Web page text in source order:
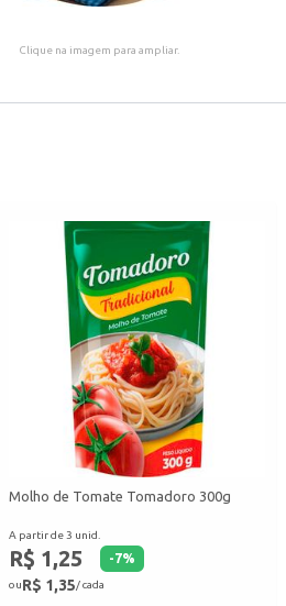
Clique na imagem para ampliar.
Molho de Tomate Tomadoro 300g
A partir de 3 unid.
R$ 1,25 -7%
ouR$ 1,35/ cada